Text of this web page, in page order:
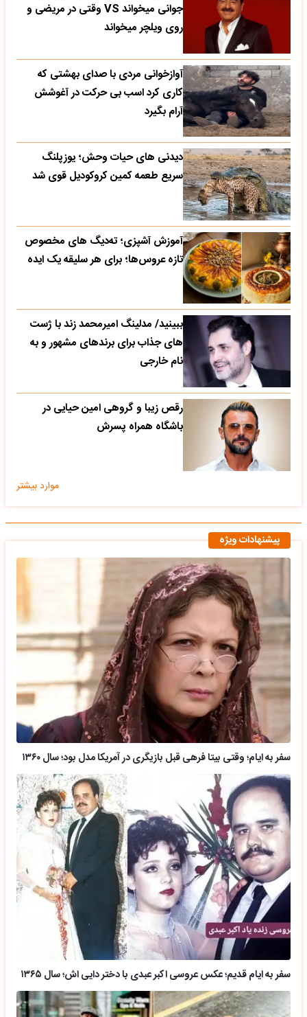
جوانی میخواند VS وقتی در مریضی و
روی ویلچر میخواند
آوازخوانی مردی با صدای بهشتی که
کاری کرد اسب بی حرکت در آغوشش
آرام بگیرد
دیدنی های حیات وحش؛ یوزپلنگ
سریع طعمه کمین کروکودیل قوی شد
آموزش آشپزی؛ ته‌دیگ‌ های مخصوص
تازه‌ عروس‌ها؛ برای هر سلیقه یک ایده
ببینید/ مدلینگ امیرمحمد زند با ژست
های جذاب برای برندهای مشهور و به
نام خارجی
رقص زیبا و گروهی امین حیایی در
باشگاه همراه پسرش
موارد بیشتر
پیشنهادات ویژه
سفر به ایام؛ وقتی بیتا فرهی قبل بازیگری در آمریکا مدل بود؛ سال ۱۳۶۰
سفر به ایام قدیم؛ عکس عروسی اکبر عبدی با دختر دایی اش؛ سال ۱۳۶۵